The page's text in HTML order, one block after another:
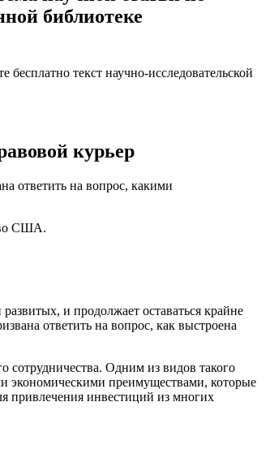
библиотеке
курьер
ответить на вопрос, какими
США.
и продолжает оставаться крайне
ответить на вопрос, как выстроена
сотрудничества. Одним из видов такого
экономическими преимуществами, которые
привлечения инвестиций из многих